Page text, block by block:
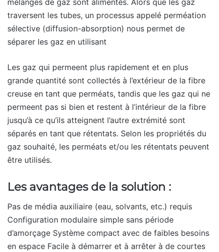
traversent les tubes, un processus appelé perméation
sélective (diffusion-absorption) nous permet de
séparer les gaz en utilisant
Les gaz qui permeent plus rapidement et en plus
grande quantité sont collectés à l’extérieur de la fibre
creuse en tant que perméats, tandis que les gaz qui ne
permeent pas si bien et restent à l’intérieur de la fibre
jusqu’à ce qu’ils atteignent l’autre extrémité sont
séparés en tant que rétentats. Selon les propriétés du
gaz souhaité, les perméats et/ou les rétentats peuvent
être utilisés.
Les avantages de la solution :
Pas de média auxiliaire (eau, solvants, etc.) requis
Configuration modulaire simple sans période
d’amorçage Système compact avec de faibles besoins
en espace Facile à démarrer et à arrêter à de courtes